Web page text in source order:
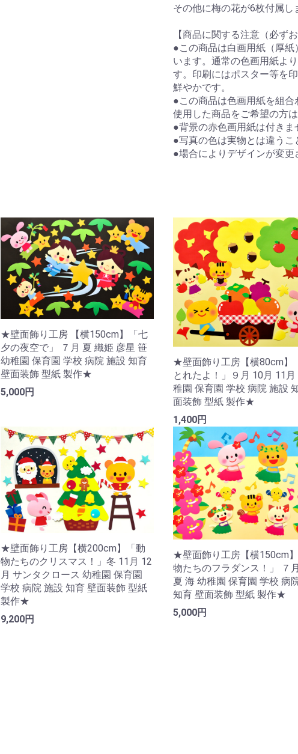
その他に梅の花が6枚付属し
【商品に関する注意（必ず
●この商品は白画用紙（厚
います。通常の色画用紙よ
す。印刷にはポスター等を
鮮やかです。
●この商品は色画用紙を組
使用した商品をご希望の方
●背景の赤色画用紙は付きま
●写真の色は実物とは違うこ
●場合によりデザインが変更
★壁面飾り工房 【横150cm】「七
夕の夜空で」 ７月 夏 織姫 彦星 笹
幼稚園 保育園 学校 病院 施設 知育
壁面装飾 型紙 製作★
5,000円
★壁面飾り工房【横80cm】
とれたよ！」９月 10月 11月
稚園 保育園 学校 病院 施設
面装飾 型紙 製作★
1,400円
★壁面飾り工房【横200cm】「動
物たちのクリスマス！」冬 11月 12
月 サンタクロース 幼稚園 保育園
学校 病院 施設 知育 壁面装飾 型紙
製作★
9,200円
★壁面飾り工房【横150cm
物たちのフラダンス！」 ７
夏 海 幼稚園 保育園 学校 病
知育 壁面装飾 型紙 製作★
5,000円